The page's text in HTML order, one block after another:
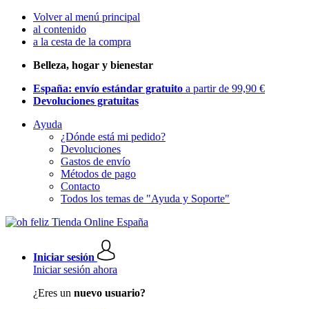
Volver al menú principal
al contenido
a la cesta de la compra
Belleza, hogar y bienestar
España: envío estándar gratuito a partir de 99,90 €
Devoluciones gratuitas
Ayuda
¿Dónde está mi pedido?
Devoluciones
Gastos de envío
Métodos de pago
Contacto
Todos los temas de "Ayuda y Soporte"
Iniciar sesión
Iniciar sesión ahora
¿Eres un nuevo usuario?